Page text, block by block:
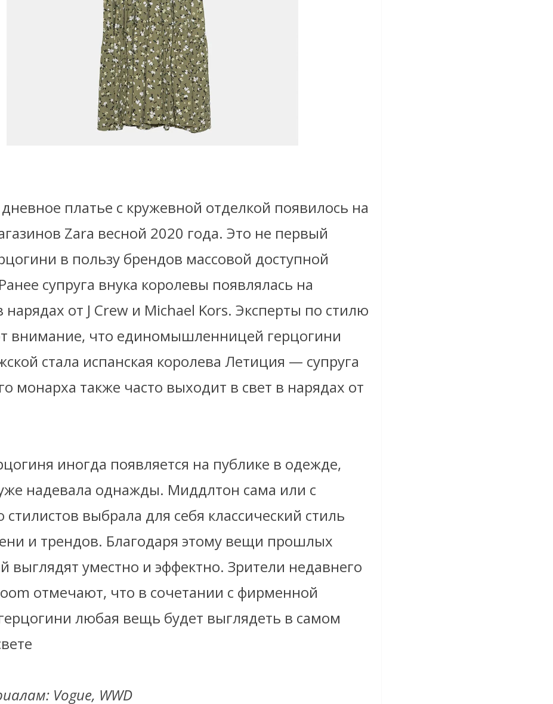
платье с кружевной отделкой появилось на
Zara весной 2020 года. Это не первый
в пользу брендов массовой доступной
супруга внука королевы появлялась на
нарядах от J Crew и Michael Kors. Эксперты по стилю
внимание, что единомышленницей герцогини
стала испанская королева Летиция — супруга
монарха также часто выходит в свет в нарядах от
иногда появляется на публике в одежде,
надевала однажды. Миддлтон сама или с
выбрала для себя классический стиль
и трендов. Благодаря этому вещи прошлых
выглядят уместно и эффектно. Зрители недавнего
отмечают, что в сочетании с фирменной
любая вещь будет выглядеть в самом
Vogue, WWD